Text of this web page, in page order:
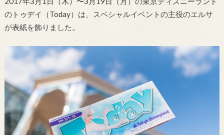
のトゥデイ（Today）は、スペシャルイベントの主役のエルサ
が表紙を飾りました。